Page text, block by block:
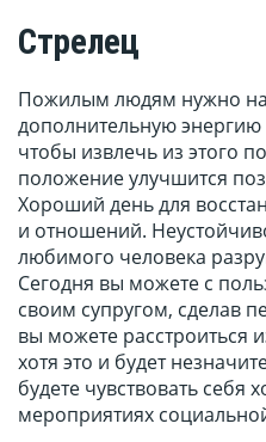
Стрелец
Пожилым людям нужно
дополнительную
чтобы извлечь из этого
положение улучшится
Хороший день для
и отношений.
любимого человека
Сегодня вы можете с
своим супругом, сделав
вы можете расстроиться
хотя это и будет
будете чувствовать себя
мероприятиях